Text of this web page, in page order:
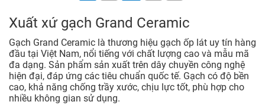
Xuất xứ gạch Grand Ceramic
Gạch Grand Ceramic là thương hiệu gạch ốp lát uy tín hàng
đầu tại Việt Nam, nổi tiếng với chất lượng cao và mẫu mã
đa dạng. Sản phẩm sản xuất trên dây chuyền công nghệ
hiện đại, đáp ứng các tiêu chuẩn quốc tế. Gạch có độ bền
cao, khả năng chống trầy xước, chịu lực tốt, phù hợp cho
nhiều không gian sử dụng.